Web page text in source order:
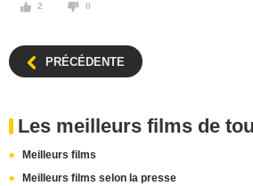
2 0
PRÉCÉDENTE
Les meilleurs films de
Meilleurs films
Meilleurs films selon la presse